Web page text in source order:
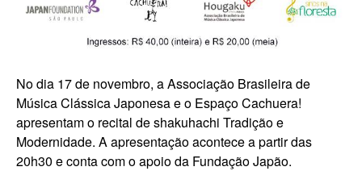
No dia 17 de novembro, a Associação Brasileira de
Música Clássica Japonesa e o Espaço Cachuera!
apresentam o recital de shakuhachi Tradição e
Modernidade. A apresentação acontece a partir das
20h30 e conta com o apoio da Fundação Japão.